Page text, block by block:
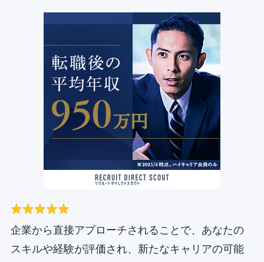
企業から直接アプローチされることで、あなたの
スキルや経験が評価され、新たなキャリアの可能